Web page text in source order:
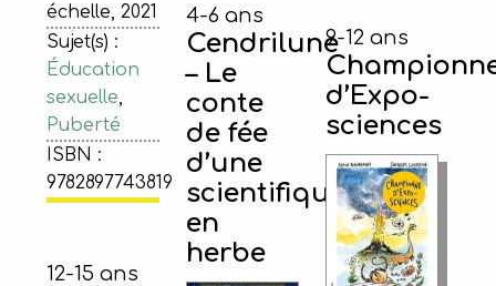
échelle, 2021
Sujet(s) :
Éducation
sexuelle,
Puberté
ISBN :
9782897743819
12-15 ans
4-6 ans
Cendrilune
– Le
conte
de fée
d’une
scientifique
en
herbe
9-12 ans
d’Expo-
sciences